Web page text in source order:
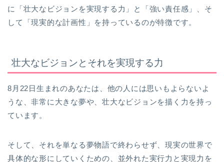
に「壮大なビジョンを実現する力」と「強い責任感」、そ
して「現実的な計画性」を持っているのが特徴です。
壮大なビジョンとそれを実現する力
8月22日生まれのあなたは、他の人には思いもよらないよ
うな、非常に大きな夢や、壮大なビジョンを描く力を持っ
ています。
そして、それを単なる夢物語で終わらせず、現実の世界で
具体的な形にしていくための、並外れた実行力と実現力を